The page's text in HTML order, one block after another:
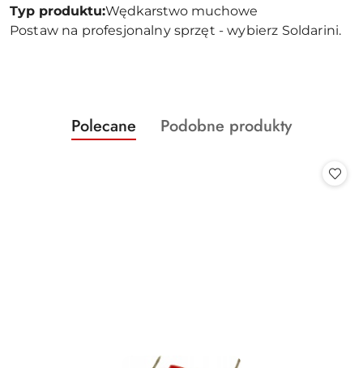
Typ produktu:Wędkarstwo muchowe
Postaw na profesjonalny sprzęt - wybierz Soldarini.
Pomiń karuzelę produktów
Produkty
o
Polecane
Produkty
Podobne produkty